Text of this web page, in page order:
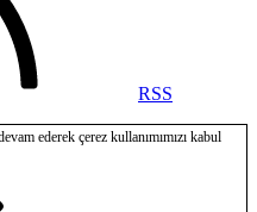
RSS
ederek çerez kullanımımızı kabul